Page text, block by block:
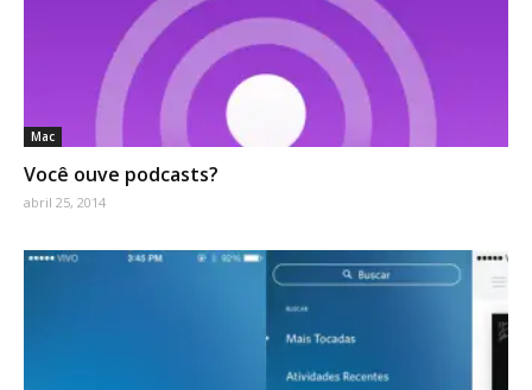
Mac
Você ouve podcasts?
abril 25, 2014